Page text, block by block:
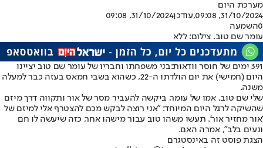
מערכת היום
31/10/2024, 09:08
,עודכן31/10/2024, 09:08
0השמעה
עומר שם טוב. צילום: ללא
391 ימים של חוסר וודאות:
בני משפחתו וחבריו של עומר שם טוב יציינו
היום (חמישי) את יום הולדתו ה-22, כשהוא בשבי חמאס בעזה כבר למעלה
משנה.
שלי שם טוב, אמו של עומר, ביקשה להעביר מסר של אור ותקווה דרך מיזם
שהשיקה לרגל היום המיוחד: "אני רוצה לבקש מכם להצטרף אלי למיזם של
'אור מחזיר אור'. תעשו משהו טוב עבור מישהו אחר, כזה שיעשה לו חם
ונעים בלב", אמרה האם.
הצגת פוסט זה באינסטגרם